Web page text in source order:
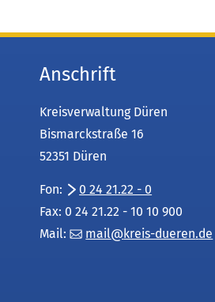
Anschrift
Kreisverwaltung Düren
Bismarckstraße 16
52351 Düren
Fon:
0 24 21.22 - 0
Fax: 0 24 21.22 - 10 10 900
Mail:
mail kreis-dueren de